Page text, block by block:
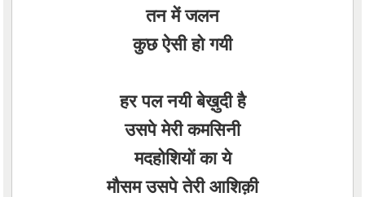
तन में जलन
कुछ ऐसी हो गयी
हर पल नयी बेख़ुदी है
उसपे मेरी कमसिनी
मदहोशियों का ये
मौसम उसपे तेरी आशिक़ी